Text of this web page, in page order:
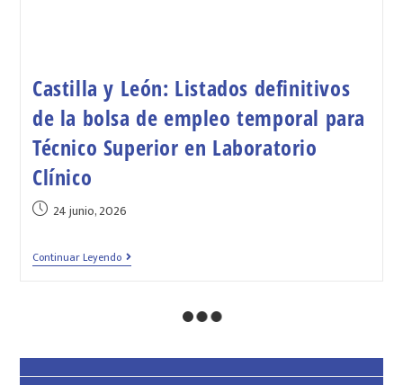
Castilla y León: Listados definitivos
de la bolsa de empleo temporal para
Técnico Superior en Laboratorio
Clínico
24 junio, 2026
Continuar Leyendo